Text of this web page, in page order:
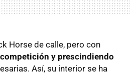
Horse de calle, pero con
y prescindiendo
Así, su interior se ha